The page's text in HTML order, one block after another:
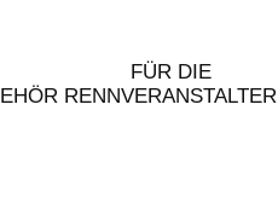
FÜR DIE
RENNVERANSTALTER